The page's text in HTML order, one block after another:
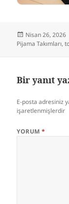
Yayın
tarihi
Nisan 26, 2026
Pijama Takımları,
Bir yanıt
E-posta adresiniz
işaretlenmişlerdir
YORUM*